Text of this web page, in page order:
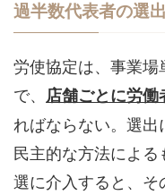
過半数代表者の選
労使協定は、事業
で、 店舗ごとに労
ればならない。選
民主的な方法によ
選に介入すると、そ